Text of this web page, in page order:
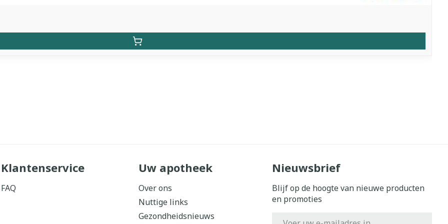
Klantenservice
FAQ
Uw apotheek
Over ons
Nuttige links
Gezondheidsnieuws
Nieuwsbrief
Blijf op de hoogte van nieuwe producten
en promoties